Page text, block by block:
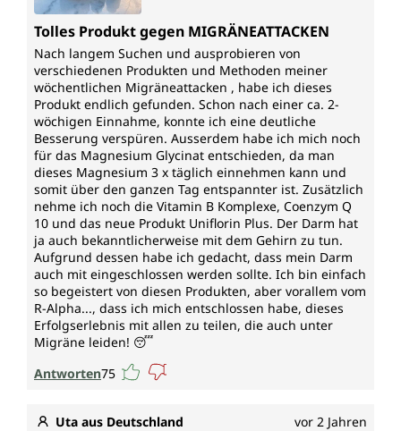
Tolles Produkt gegen MIGRÄNEATTACKEN
Nach langem Suchen und ausprobieren von
verschiedenen Produkten und Methoden meiner
wöchentlichen Migräneattacken , habe ich dieses
Produkt endlich gefunden. Schon nach einer ca. 2-
wöchigen Einnahme, konnte ich eine deutliche
Besserung verspüren. Ausserdem habe ich mich noch
für das Magnesium Glycinat entschieden, da man
dieses Magnesium 3 x täglich einnehmen kann und
somit über den ganzen Tag entspannter ist. Zusätzlich
nehme ich noch die Vitamin B Komplexe, Coenzym Q
10 und das neue Produkt Uniflorin Plus. Der Darm hat
ja auch bekanntlicherweise mit dem Gehirn zu tun.
Aufgrund dessen habe ich gedacht, dass mein Darm
auch mit eingeschlossen werden sollte. Ich bin einfach
so begeistert von diesen Produkten, aber vorallem vom
R-Alpha..., dass ich mich entschlossen habe, dieses
Erfolgserlebnis mit allen zu teilen, die auch unter
Migräne leiden! 😴
Antworten75
Uta aus Deutschland vor 2 Jahren